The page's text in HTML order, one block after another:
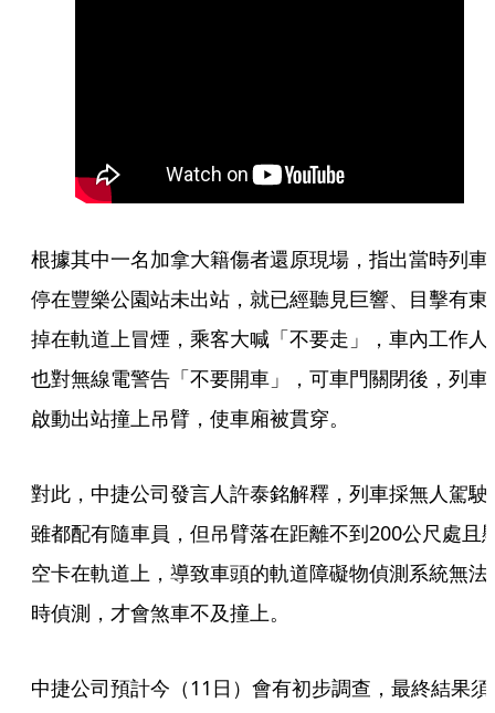
根據其中一名加拿大籍傷者還原現場，指出當時列車
停在豐樂公園站未出站，就已經聽見巨響、目擊有東
掉在軌道上冒煙，乘客大喊「不要走」，車內工作人
也對無線電警告「不要開車」，可車門關閉後，列車
啟動出站撞上吊臂，使車廂被貫穿。
對此，中捷公司發言人許泰銘解釋，列車採無人駕駛
雖都配有隨車員，但吊臂落在距離不到200公尺處且
空卡在軌道上，導致車頭的軌道障礙物偵測系統無法
時偵測，才會煞車不及撞上。
中捷公司預計今（11日）會有初步調查，最終結果須